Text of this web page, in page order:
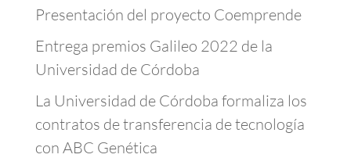
Presentación del proyecto Coemprende
Entrega premios Galileo 2022 de la
Universidad de Córdoba
La Universidad de Córdoba formaliza los
contratos de transferencia de tecnología
con ABC Genética